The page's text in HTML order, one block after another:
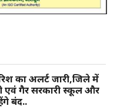
का अलर्ट जारी,जिले में
एवं गैर सरकारी स्कूल और
बंद..